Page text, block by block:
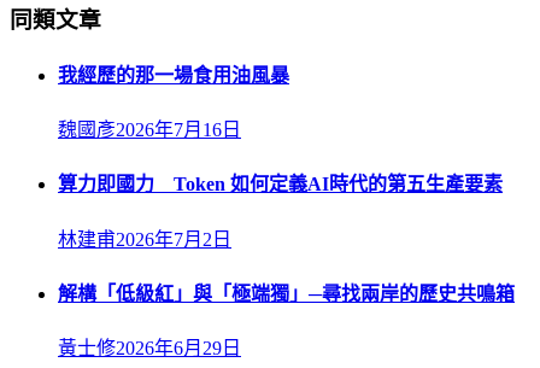
同類文章
我經歷的那一場食用油風暴
魏國彥2026年7月16日
算力即國力 Token 如何定義AI時代的第五生產要素
林建甫2026年7月2日
解構「低級紅」與「極端獨」─尋找兩岸的歷史共鳴箱
黃士修2026年6月29日